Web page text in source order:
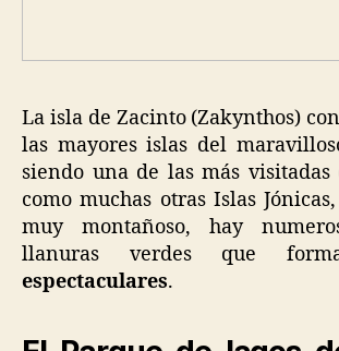
La isla de Zacinto (Zakynthos)
las mayores islas del
siendo una de las más visitadas
como muchas otras Islas
muy montañoso, hay
llanuras verdes que
espectaculares.